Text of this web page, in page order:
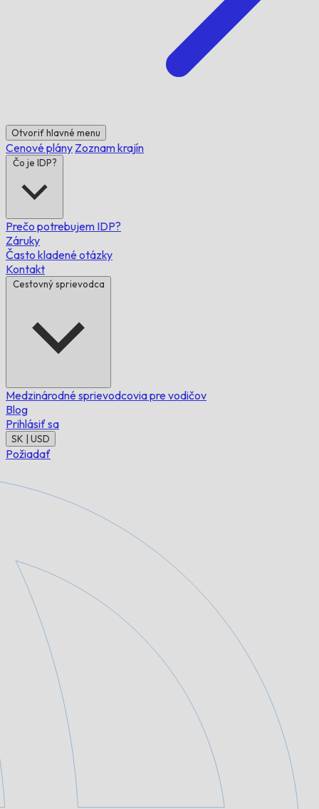
Otvoriť hlavné menu
Cenové plány Zoznam krajín
Čo je IDP?
Prečo potrebujem IDP?
Záruky
Často kladené otázky
Kontakt
Cestovný sprievodca
Medzinárodné sprievodcovia pre vodičov
Blog
Prihlásiť sa
SK | USD
Požiadať